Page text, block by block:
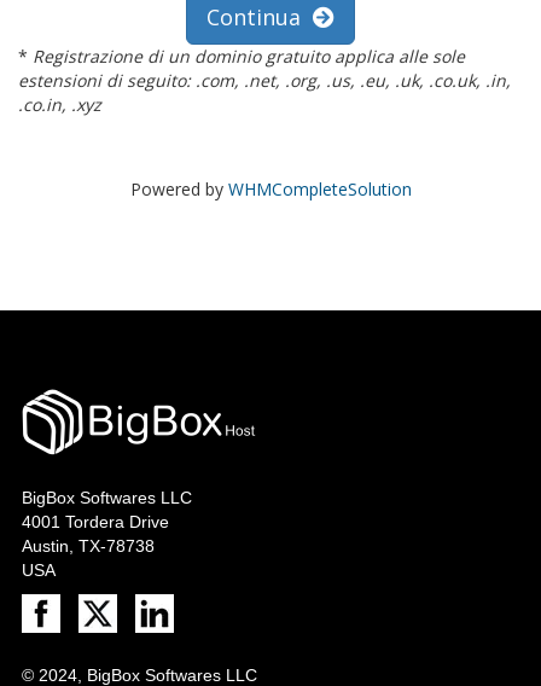
Continua
* Registrazione di un dominio gratuito applica alle sole
estensioni di seguito: .com, .net, .org, .us, .eu, .uk, .co.uk, .in,
.co.in, .xyz
Powered by WHMCompleteSolution
BigBox Softwares LLC
4001 Tordera Drive
Austin, TX-78738
USA
© 2024, BigBox Softwares LLC